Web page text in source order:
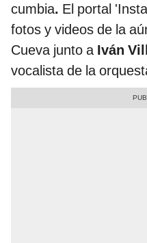
cumbia. El portal
fotos y videos de la
Cueva junto a Iván
vocalista de la